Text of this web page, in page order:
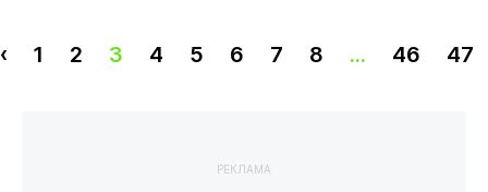
‹ 1 2 3 4 5 6 7 8 ... 46 47
РЕКЛАМА